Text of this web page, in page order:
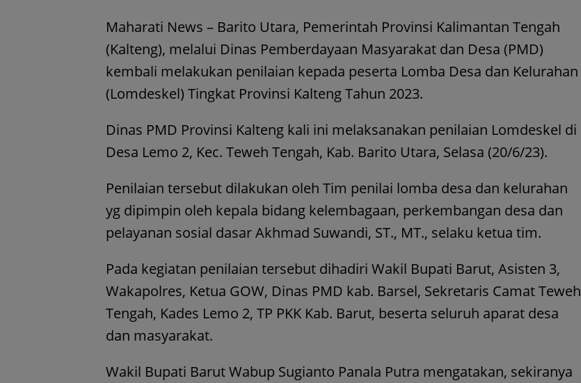
Maharati News – Barito Utara, Pemerintah Provinsi Kalimantan Tengah
(Kalteng), melalui Dinas Pemberdayaan Masyarakat dan Desa (PMD)
kembali melakukan penilaian kepada peserta Lomba Desa dan Kelurahan
(Lomdeskel) Tingkat Provinsi Kalteng Tahun 2023.
Dinas PMD Provinsi Kalteng kali ini melaksanakan penilaian Lomdeskel di
Desa Lemo 2, Kec. Teweh Tengah, Kab. Barito Utara, Selasa (20/6/23).
Penilaian tersebut dilakukan oleh Tim penilai lomba desa dan kelurahan
yg dipimpin oleh kepala bidang kelembagaan, perkembangan desa dan
pelayanan sosial dasar Akhmad Suwandi, ST., MT., selaku ketua tim.
Pada kegiatan penilaian tersebut dihadiri Wakil Bupati Barut, Asisten 3,
Wakapolres, Ketua GOW, Dinas PMD kab. Barsel, Sekretaris Camat Teweh
Tengah, Kades Lemo 2, TP PKK Kab. Barut, beserta seluruh aparat desa
dan masyarakat.
Wakil Bupati Barut Wabup Sugianto Panala Putra mengatakan, sekiranya